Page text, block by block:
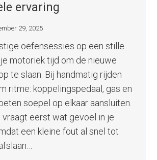
ervaring
29, 2025
oefensessies op een stille
motoriek tijd om de nieuwe
te slaan. Bij handmatig rijden
ritme: koppelingspedaal, gas en
soepel op elkaar aansluiten.
vraagt eerst wat gevoel in je
een kleine fout al snel tot